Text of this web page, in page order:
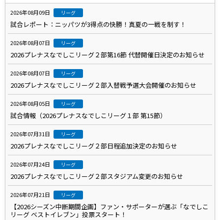
2026年08月09日 リーグ
試合レポート：ニッパツが3得点の快勝！真夏の一戦を制す！
2026年08月07日 リーグ
2026プレナスなでしこリーグ２部第16節 代替開催日決定のお知らせ
2026年08月07日 リーグ
2026プレナスなでしこリーグ２部入替戦予選大会開催のお知らせ
2026年08月05日 リーグ
試合情報（2026プレナスなでしこリーグ１部 第15節）
2026年07月31日 リーグ
2026プレナスなでしこリーグ２部日程追加決定のお知らせ
2026年07月24日 リーグ
2026プレナスなでしこリーグ２部スタジアム変更のお知らせ
2026年07月21日 リーグ
【2026シーズン中断期間企画】ファン・サポーターが選ぶ「なでしこ
リーグ ベストイレブン」投票スタート！